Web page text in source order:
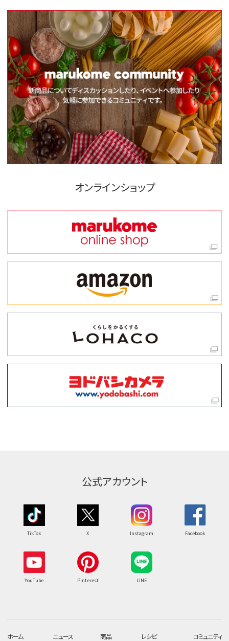
オンラインショップ
公式アカウント
TikTok X Instagram Facebook
YouTube Pinterest LINE
ホーム ニュース 商品 レシピ コミュニティ